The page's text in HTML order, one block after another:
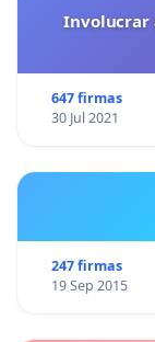
Involucrar
647 firmas
30 Jul 2021
247 firmas
19 Sep 2015